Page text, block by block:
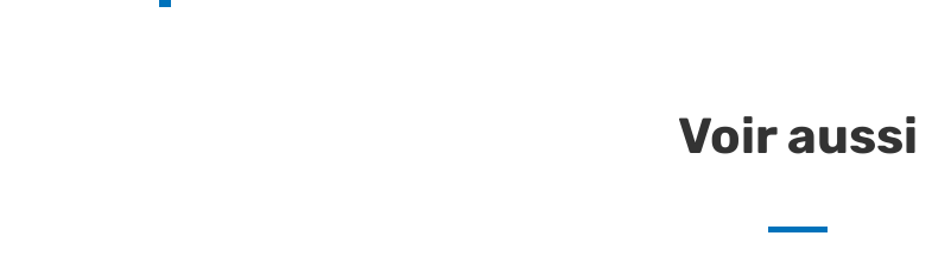
Voir aussi